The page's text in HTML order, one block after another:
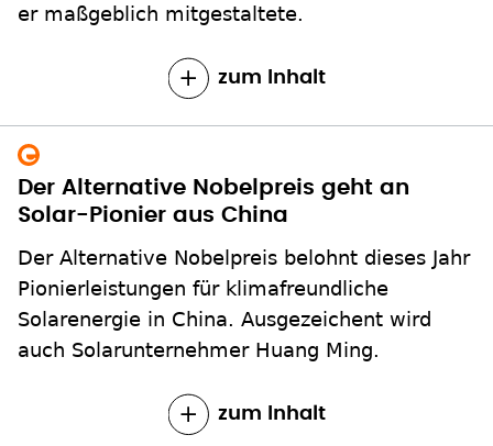
er maßgeblich mitgestaltete.
zum Inhalt
Der Alternative Nobelpreis geht an
Solar-Pionier aus China
Der Alternative Nobelpreis belohnt dieses Jahr
Pionierleistungen für klimafreundliche
Solarenergie in China. Ausgezeichent wird
auch Solarunternehmer Huang Ming.
zum Inhalt